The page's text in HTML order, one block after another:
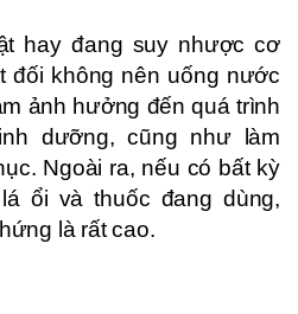
hay đang suy nhược cơ
đối không nên uống nước
ảnh hưởng đến quá trình
dưỡng, cũng như làm
Ngoài ra, nếu có bất kỳ
ổi và thuốc đang dùng,
là rất cao.